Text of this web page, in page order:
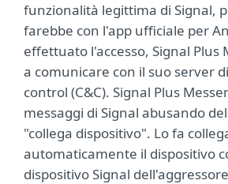
funzionalità legittima di Signal,
farebbe con l'app ufficiale per
effettuato l'accesso, Signal Plus
a comunicare con il suo server
control (C&C). Signal Plus
messaggi di Signal abusando
"collega dispositivo". Lo fa
automaticamente il dispositivo
dispositivo Signal